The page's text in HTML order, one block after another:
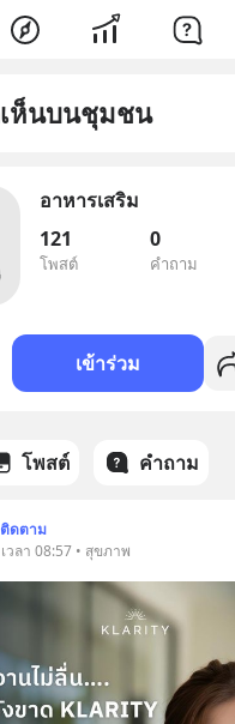
ห็นบนชุมชน
อาหารเสริม
121
โพสต์
0
คำถาม
เข้าร่วม
โพสต์ คำถาม
ติดตาม
วลา 08:57 • สุขภาพ